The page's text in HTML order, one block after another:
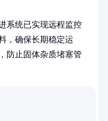
系统已实现远程监控
，确保长期稳定运
防止固体杂质堵塞管